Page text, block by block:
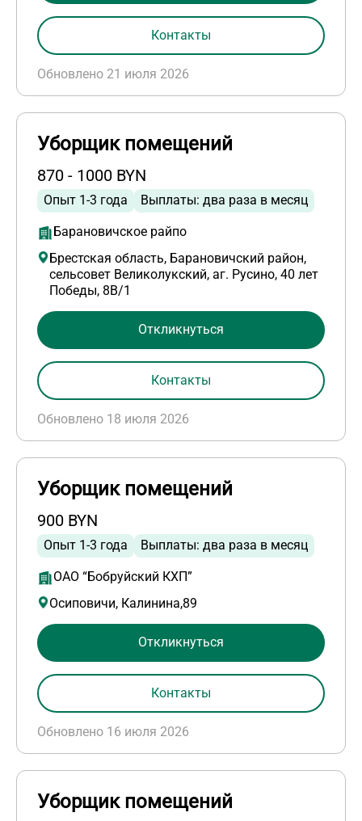
Обновлено 21 июля 2026
Контакты
Уборщик помещений
870 - 1000 BYN
Опыт 1-3 года Выплаты: два раза в месяц
Барановичское райпо
Брестская область, Барановичский район,
сельсовет Великолукский, аг. Русино, 40 лет
Победы, 8В/1
Обновлено 18 июля 2026
Откликнуться
Контакты
Уборщик помещений
900 BYN
Опыт 1-3 года Выплаты: два раза в месяц
ОАО “Бобруйский КХП”
Осиповичи, Калинина,89
Обновлено 16 июля 2026
Откликнуться
Контакты
Уборщик помещений